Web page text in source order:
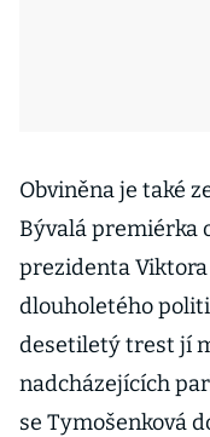
Obviněna je také
Bývalá premiérka
prezidenta Viktora
dlouholetého
desetiletý trest jí
nadcházejících
se Tymošenková